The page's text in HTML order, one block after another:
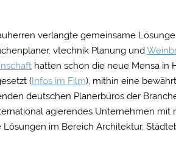
verlangte gemeinsame
vtechnik Planung und
hatten schon die neue Mensa in
(Infos im Film), mithin eine
deutschen Planerbüros der
agierendes Unternehmen mit
im Bereich Architektur,